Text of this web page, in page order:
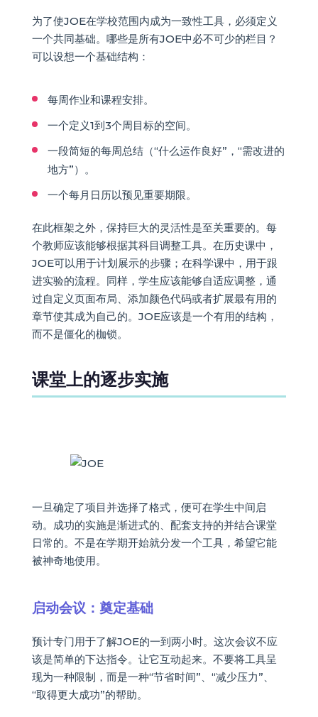
为了使JOE在学校范围内成为一致性工具，必须定义
一个共同基础。哪些是所有JOE中必不可少的栏目？
可以设想一个基础结构：
每周作业和课程安排。
一个定义1到3个周目标的空间。
一段简短的每周总结（“什么运作良好”，“需改进的
地方”）。
一个每月日历以预见重要期限。
在此框架之外，保持巨大的灵活性是至关重要的。每
个教师应该能够根据其科目调整工具。在历史课中，
JOE可以用于计划展示的步骤；在科学课中，用于跟
进实验的流程。同样，学生应该能够自适应调整，通
过自定义页面布局、添加颜色代码或者扩展最有用的
章节使其成为自己的。JOE应该是一个有用的结构，
而不是僵化的枷锁。
课堂上的逐步实施
一旦确定了项目并选择了格式，便可在学生中间启
动。成功的实施是渐进式的、配套支持的并结合课堂
日常的。不是在学期开始就分发一个工具，希望它能
被神奇地使用。
启动会议：奠定基础
预计专门用于了解JOE的一到两小时。这次会议不应
该是简单的下达指令。让它互动起来。不要将工具呈
现为一种限制，而是一种“节省时间”、“减少压力”、
“取得更大成功”的帮助。